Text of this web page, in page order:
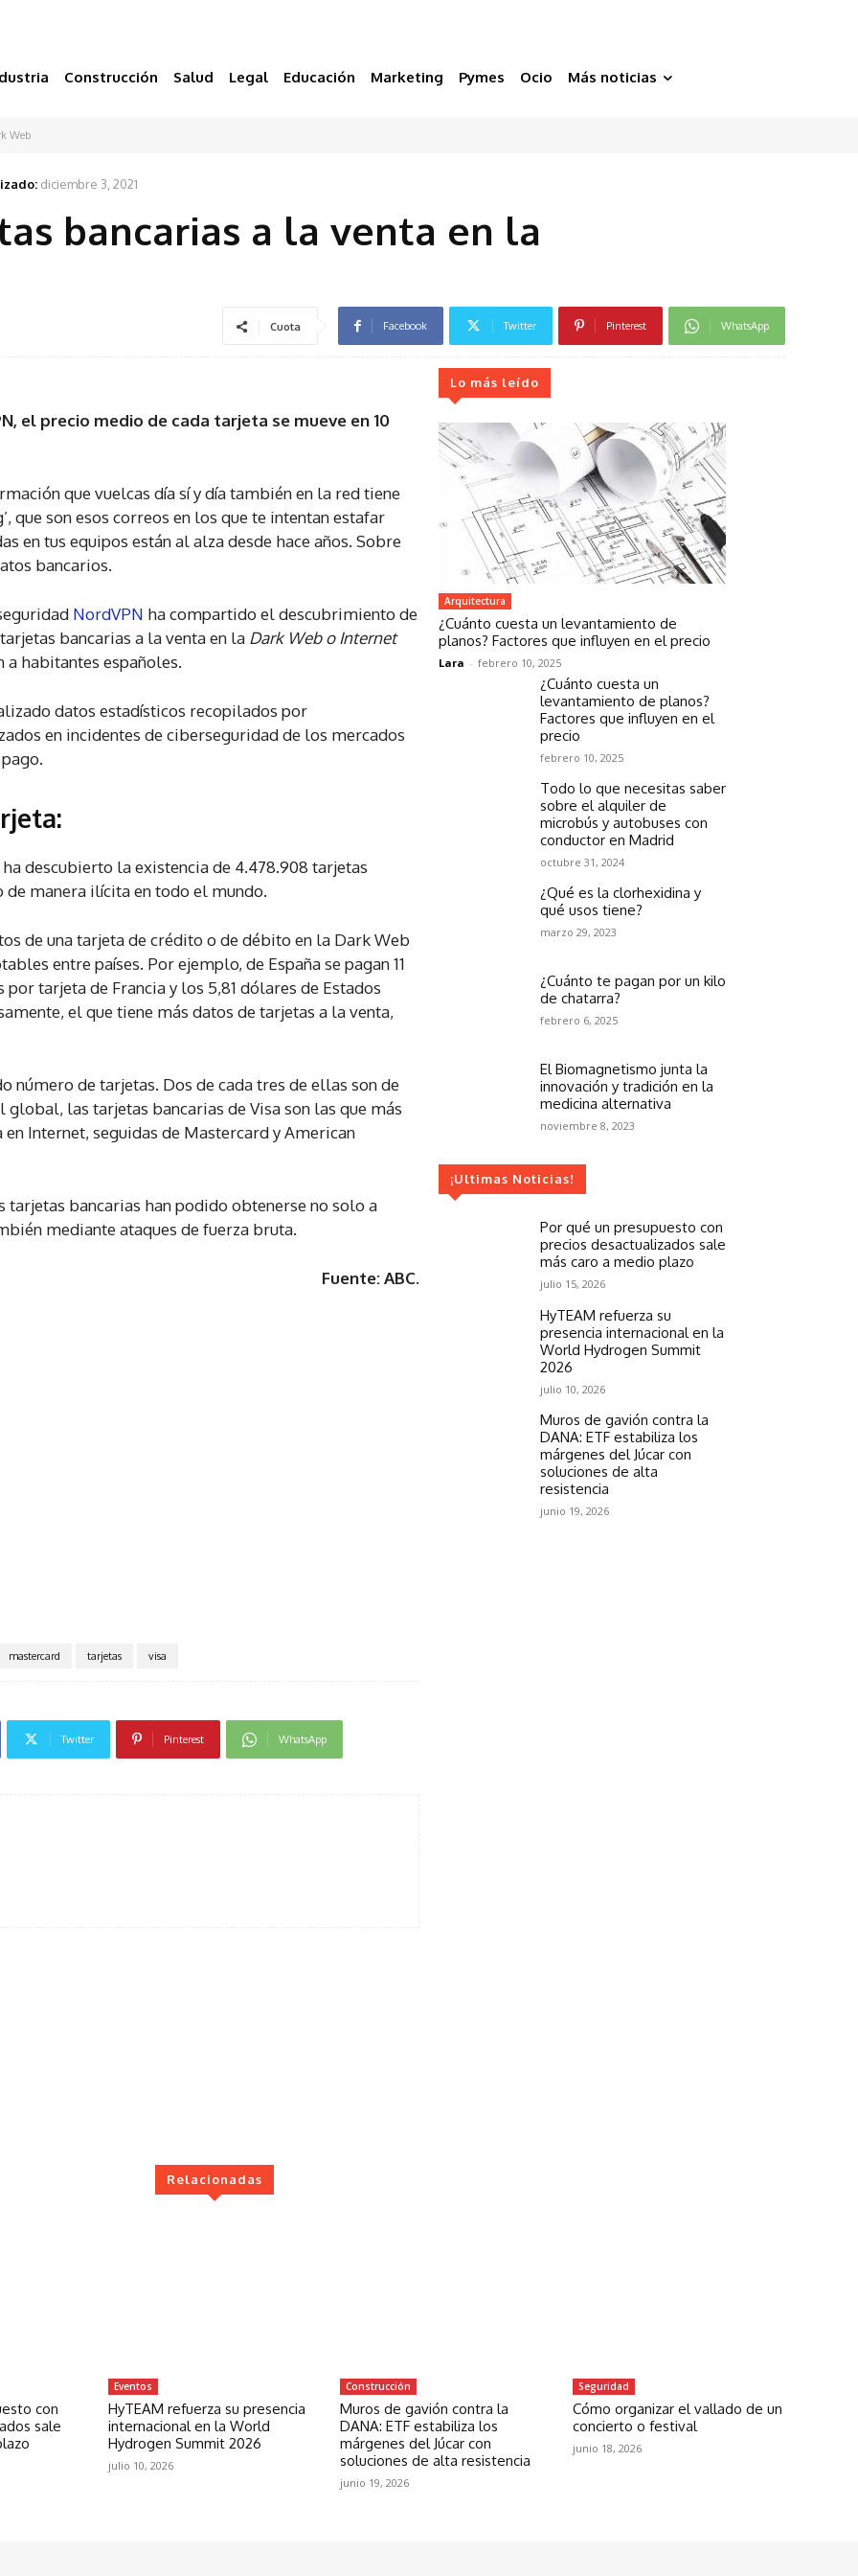
Construcción Salud Legal Educación Marketing Pymes Ocio Más noticias
Web
diciembre 3, 2021
bancarias a la venta en la
Cuota Facebook Twitter Pinterest WhatsApp
el precio medio de cada tarjeta se mueve en 10
que vuelcas día sí y día también en la red tiene
que son esos correos en los que te intentan estafar
en tus equipos están al alza desde hace años. Sobre
bancarios.
NordVPN ha compartido el descubrimiento de
bancarias a la venta en la Dark Web o Internet
a habitantes españoles.
datos estadísticos recopilados por
en incidentes de ciberseguridad de los mercados
descubierto la existencia de 4.478.908 tarjetas
manera ilícita en todo el mundo.
de una tarjeta de crédito o de débito en la Dark Web
entre países. Por ejemplo, de España se pagan 11
tarjeta de Francia y los 5,81 dólares de Estados
el que tiene más datos de tarjetas a la venta,
número de tarjetas. Dos de cada tres de ellas son de
las tarjetas bancarias de Visa son las que más
Internet, seguidas de Mastercard y American
tarjetas bancarias han podido obtenerse no solo a
mediante ataques de fuerza bruta.
Fuente: ABC.
mastercard tarjetas visa
Twitter Pinterest WhatsApp
Lo más leído
Arquitectura
¿Cuánto cuesta un levantamiento de
planos? Factores que influyen en el precio
Lara - febrero 10, 2025
¿Cuánto cuesta un
levantamiento de planos?
Factores que influyen en el
precio
febrero 10, 2025
Todo lo que necesitas saber
sobre el alquiler de
microbús y autobuses con
conductor en Madrid
octubre 31, 2024
¿Qué es la clorhexidina y
qué usos tiene?
marzo 29, 2023
¿Cuánto te pagan por un kilo
de chatarra?
febrero 6, 2025
El Biomagnetismo junta la
innovación y tradición en la
medicina alternativa
noviembre 8, 2023
¡Ultimas Noticias!
Por qué un presupuesto con
precios desactualizados sale
más caro a medio plazo
julio 15, 2026
HyTEAM refuerza su
presencia internacional en la
World Hydrogen Summit
2026
julio 10, 2026
Muros de gavión contra la
DANA: ETF estabiliza los
márgenes del Júcar con
soluciones de alta
resistencia
junio 19, 2026
Relacionadas
con
sale
Eventos
HyTEAM refuerza su presencia
internacional en la World
Hydrogen Summit 2026
julio 10, 2026
Construcción
Muros de gavión contra la
DANA: ETF estabiliza los
márgenes del Júcar con
soluciones de alta resistencia
junio 19, 2026
Seguridad
Cómo organizar el vallado de un
concierto o festival
junio 18, 2026